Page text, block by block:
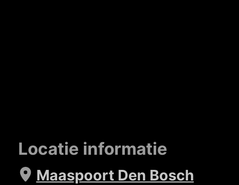
Locatie informatie
Maaspoort Den Bosch